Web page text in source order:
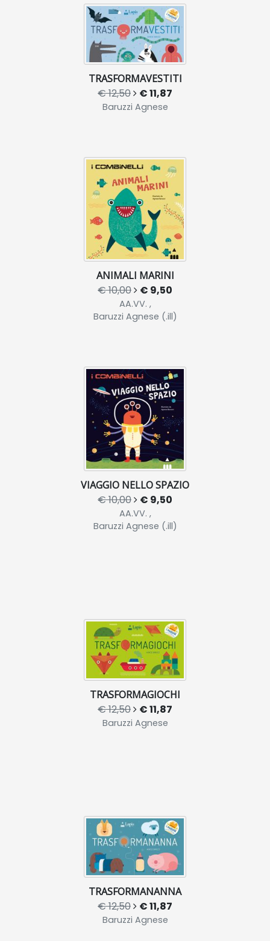
TRASFORMAVESTITI
€ 12,50 € 11,87
Baruzzi Agnese
ANIMALI MARINI
€ 10,00 € 9,50
AA.VV. ,
Baruzzi Agnese (.ill)
VIAGGIO NELLO SPAZIO
€ 10,00 € 9,50
AA.VV. ,
Baruzzi Agnese (.ill)
TRASFORMAGIOCHI
€ 12,50 € 11,87
Baruzzi Agnese
TRASFORMANANNA
€ 12,50 € 11,87
Baruzzi Agnese